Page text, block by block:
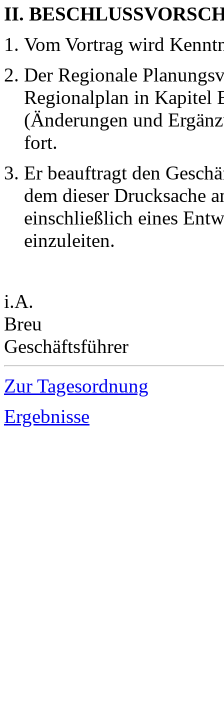
II.
Vom Vortrag wird
Der Regionale
Regionalplan in Kapitel
(Änderungen und
fort.
Er beauftragt den
dem dieser Drucksache
einschließlich eines
einzuleiten.
i.A.
Breu
Geschäftsführer
Zur Tagesordnung
Ergebnisse